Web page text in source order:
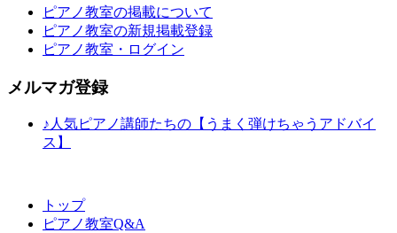
ピアノ教室の掲載について
ピアノ教室の新規掲載登録
ピアノ教室・ログイン
メルマガ登録
♪人気ピアノ講師たちの【うまく弾けちゃうアドバイ
ス】
トップ
ピアノ教室Q&A